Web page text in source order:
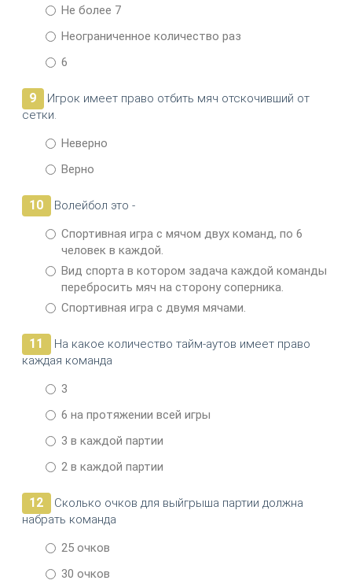
Не более 7
Неограниченное количество раз
6
9
Игрок имеет право отбить мяч отскочивший от
сетки.
Неверно
Верно
10
Волейбол это -
Спортивная игра с мячом двух команд, по 6
человек в каждой.
Вид спорта в котором задача каждой команды
перебросить мяч на сторону соперника.
Спортивная игра с двумя мячами.
11
На какое количество тайм-аутов имеет право
каждая команда
3
6 на протяжении всей игры
3 в каждой партии
2 в каждой партии
12
Сколько очков для выйгрыша партии должна
набрать команда
25 очков
30 очков